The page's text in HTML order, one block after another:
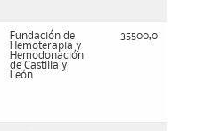
Fundación de
Hemoterapia y
Hemodonación
de Castilla y
León
35500,0